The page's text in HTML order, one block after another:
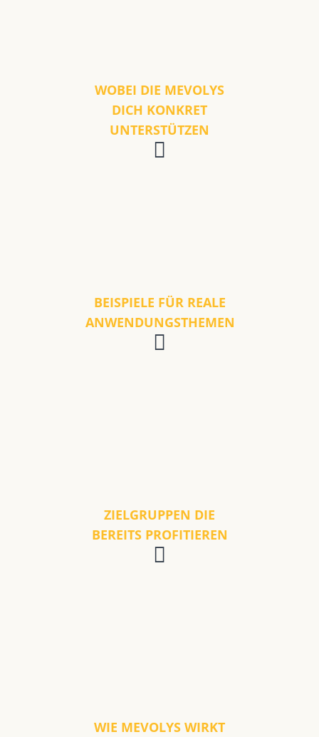
WOBEI DIE MEVOLYS
DICH KONKRET
UNTERSTÜTZEN
BEISPIELE FÜR REALE
ANWENDUNGSTHEMEN
ZIELGRUPPEN DIE
BEREITS PROFITIEREN
WIE MEVOLYS WIRKT